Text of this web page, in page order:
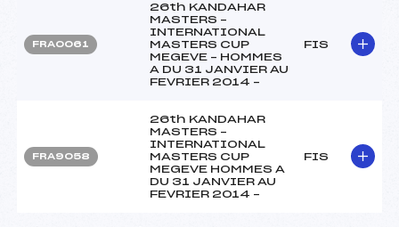
FRA0061
26th KANDAHAR
MASTERS –
INTERNATIONAL
MASTERS CUP
MEGEVE – HOMMES
A DU 31 JANVIER AU
FEVRIER 2014 –
FIS
FRA9058
26th KANDAHAR
MASTERS –
INTERNATIONAL
MASTERS CUP
MEGEVE HOMMES A
DU 31 JANVIER AU
FEVRIER 2014 –
FIS